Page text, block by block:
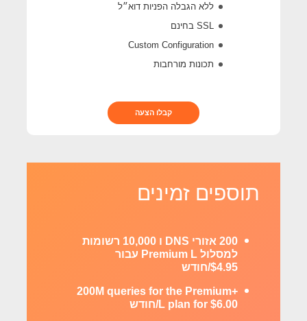
ללא הגבלה הפניות דוא״ל
SSL בחינם
Custom Configuration
תכונות מורחבות
קבלו הצעה
תוספים זמינים
200 אזורי DNS ו 10,000 רשומות
למסלול Premium L עבור
$4.95/חודש
+200M queries for the Premium
L plan for $6.00/חודש